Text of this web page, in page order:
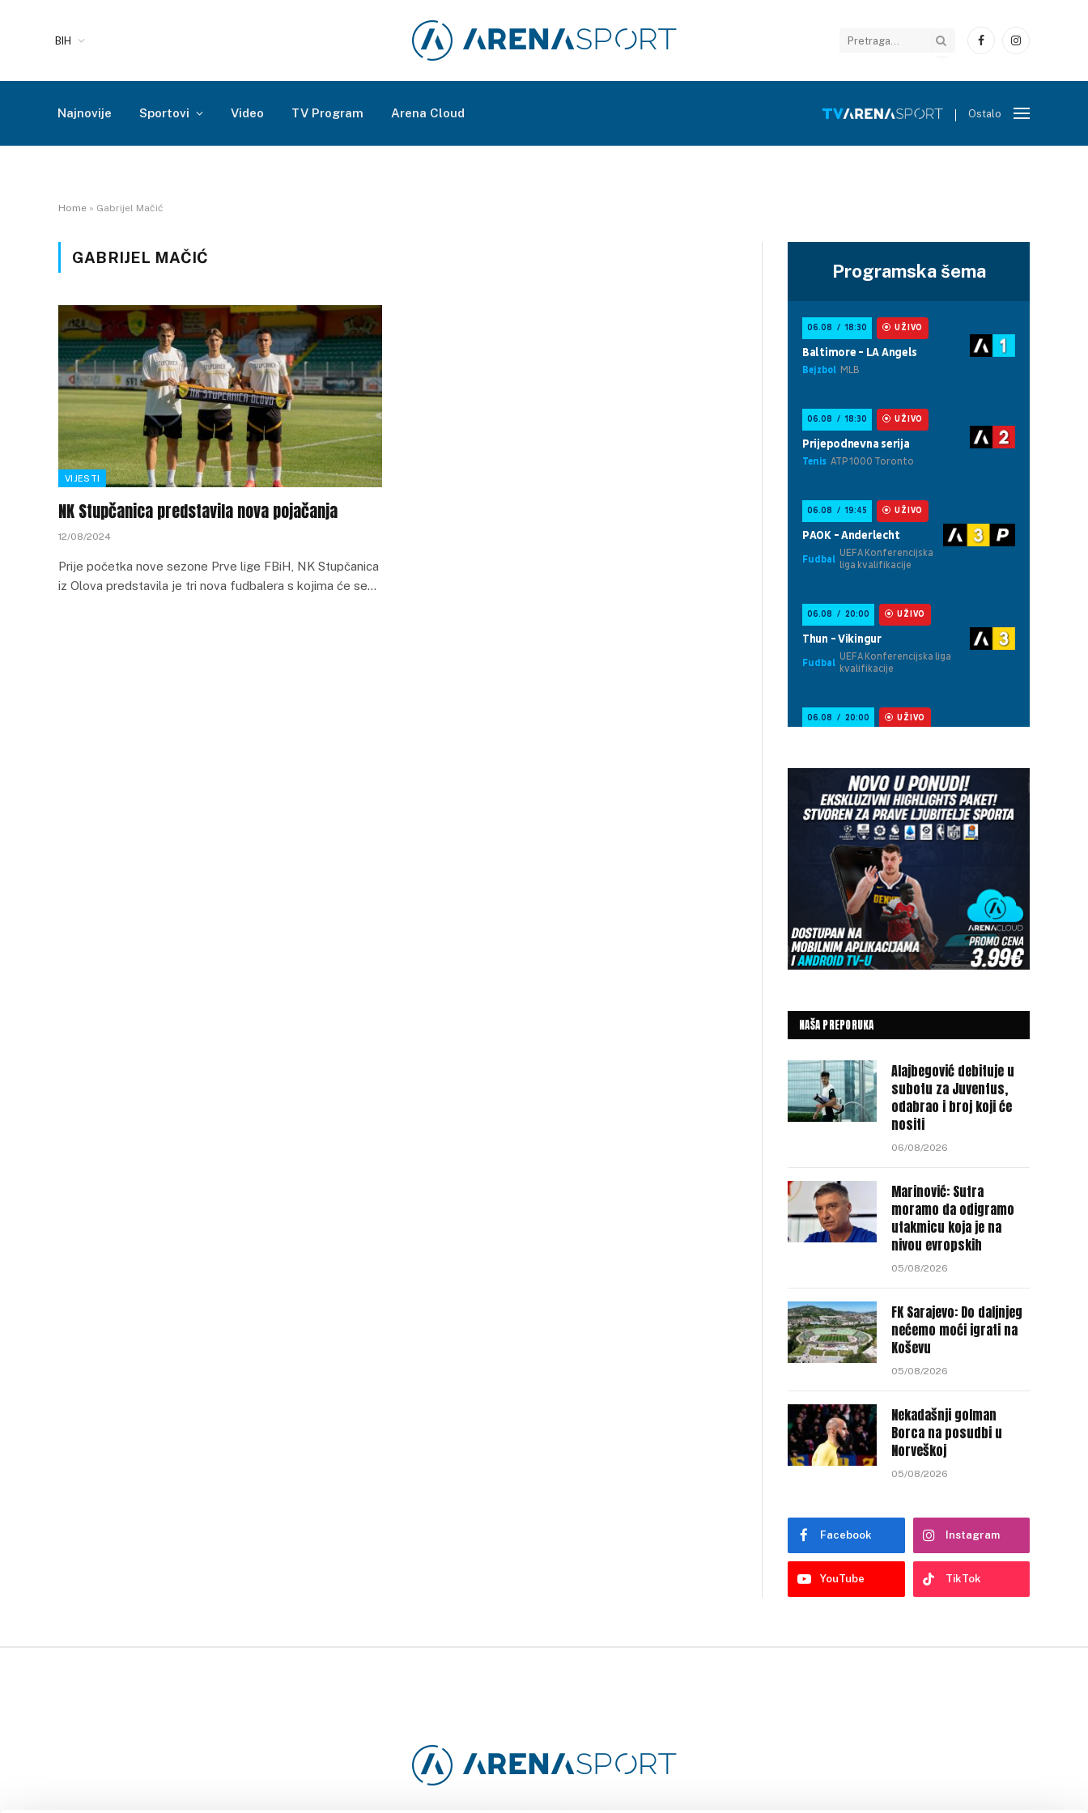
BIH
FacebookInstagram
Najnovije Sportovi Video TV Program Arena Cloud Ostalo
Home » Gabrijel Mačić
GABRIJEL MAČIĆ
VIJESTI
NK Stupčanica predstavila nova pojačanja
12/08/2024
Prije početka nove sezone Prve lige FBiH, NK Stupčanica
iz Olova predstavila je tri nova fudbalera s kojima će se…
Programska šema
NAŠA PREPORUKA
Alajbegović debituje u
subotu za Juventus,
odabrao i broj koji će
nositi
06/08/2026
Marinović: Sutra
moramo da odigramo
utakmicu koja je na
nivou evropskih
05/08/2026
FK Sarajevo: Do daljnjeg
nećemo moći igrati na
Koševu
05/08/2026
Nekadašnji golman
Borca na posudbi u
Norveškoj
05/08/2026
Facebook Instagram
YouTube TikTok